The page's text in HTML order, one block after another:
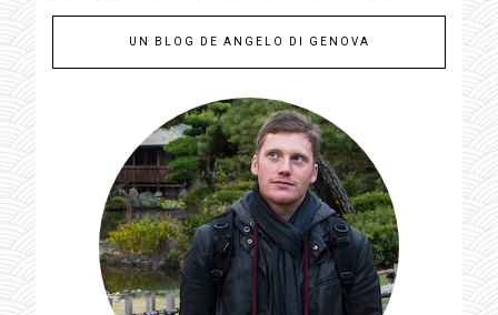
UN BLOG DE ANGELO DI GENOVA